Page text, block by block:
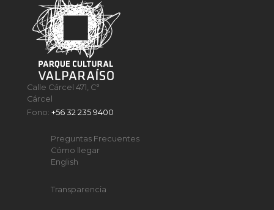
Calle Cárcel 471, C°
Cárcel
Fono:+56 32 235 9400
Preguntas Frecuentes
Cómo llegar
English
Transparencia